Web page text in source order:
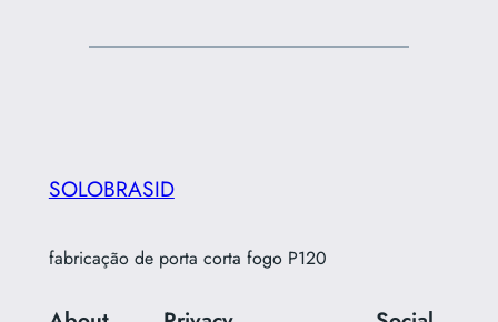
SOLOBRASID
fabricação de porta corta fogo P120